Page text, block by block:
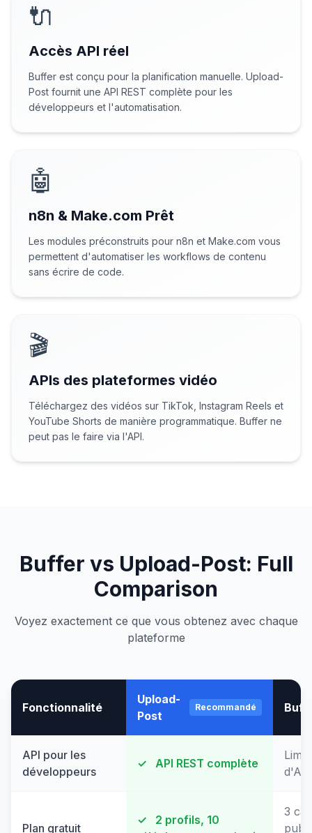
🔌
Accès API réel
Buffer est conçu pour la planification manuelle. Upload-
Post fournit une API REST complète pour les
développeurs et l'automatisation.
🤖
n8n & Make.com Prêt
Les modules préconstruits pour n8n et Make.com vous
permettent d'automatiser les workflows de contenu
sans écrire de code.
🎬
APIs des plateformes vidéo
Téléchargez des vidéos sur TikTok, Instagram Reels et
YouTube Shorts de manière programmatique. Buffer ne
peut pas le faire via l'API.
Buffer vs Upload-Post: Full
Comparison
Voyez exactement ce que vous obtenez avec chaque
plateforme
Fonctionnalité
Upload-
Post
Recommandé
API pour les
développeurs
✓ API REST complète
Plan gratuit
✓
2 profils, 10
3